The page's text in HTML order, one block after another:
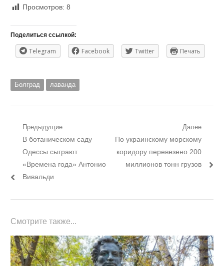
Просмотров: 8
Поделиться ссылкой:
Telegram Facebook Twitter Печать
Болград лаванда
Навигация
по
записям
Предыдущие
Предыдущий
пост:
В ботаническом саду
Одессы сыграют
«Времена года» Антонио
Вивальди
Далее
Следующий
пост:
По украинскому морскому
коридору перевезено 200
миллионов тонн грузов
Смотрите также...